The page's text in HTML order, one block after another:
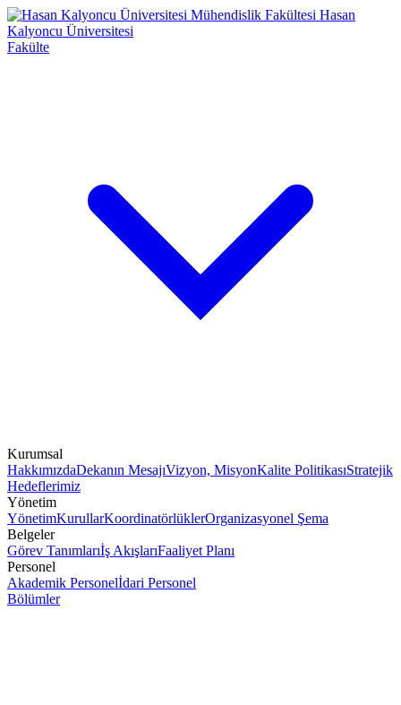
Mühendislik Fakültesi Hasan
Kalyoncu Üniversitesi
Fakülte
Kurumsal
HakkımızdaDekanın MesajıVizyon, MisyonKalite PolitikasıStratejik
Hedeflerimiz
Yönetim
YönetimKurullarKoordinatörlüklerOrganizasyonel Şema
Belgeler
Görev Tanımlarıİş AkışlarıFaaliyet Planı
Personel
Akademik Personelİdari Personel
Bölümler